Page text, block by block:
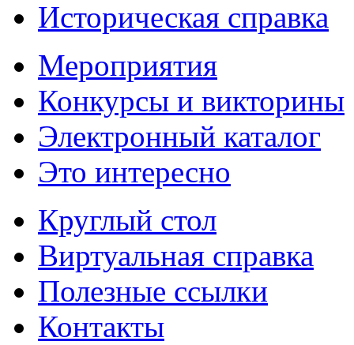
Историческая справка
Мероприятия
Конкурсы и викторины
Электронный каталог
Это интересно
Круглый стол
Виртуальная справка
Полезные ссылки
Контакты